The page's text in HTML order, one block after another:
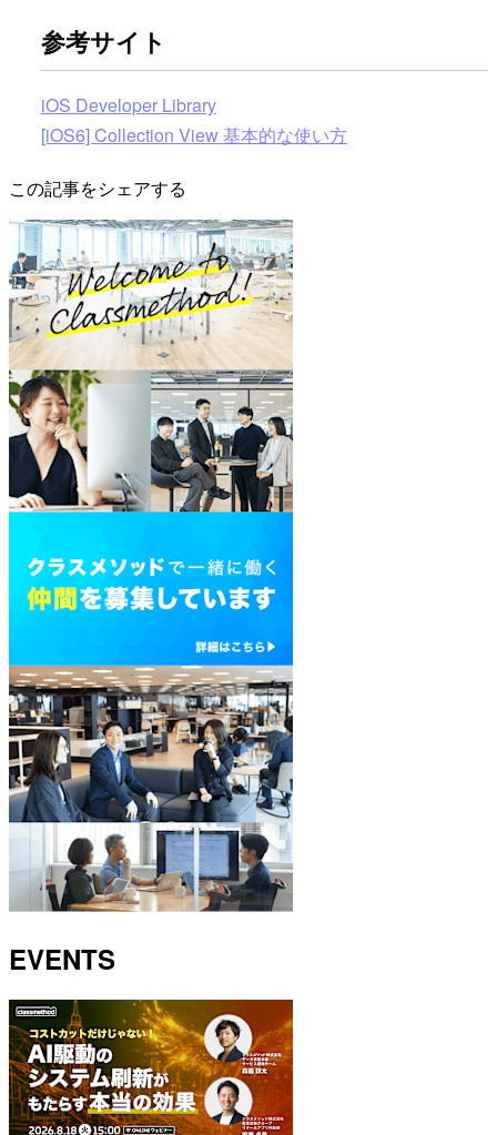
参考サイト
iOS Developer Library
[iOS6] Collection View 基本的な使い方
この記事をシェアする
EVENTS